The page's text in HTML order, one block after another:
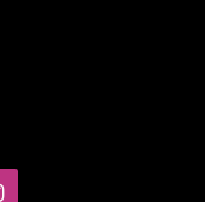
Instagram